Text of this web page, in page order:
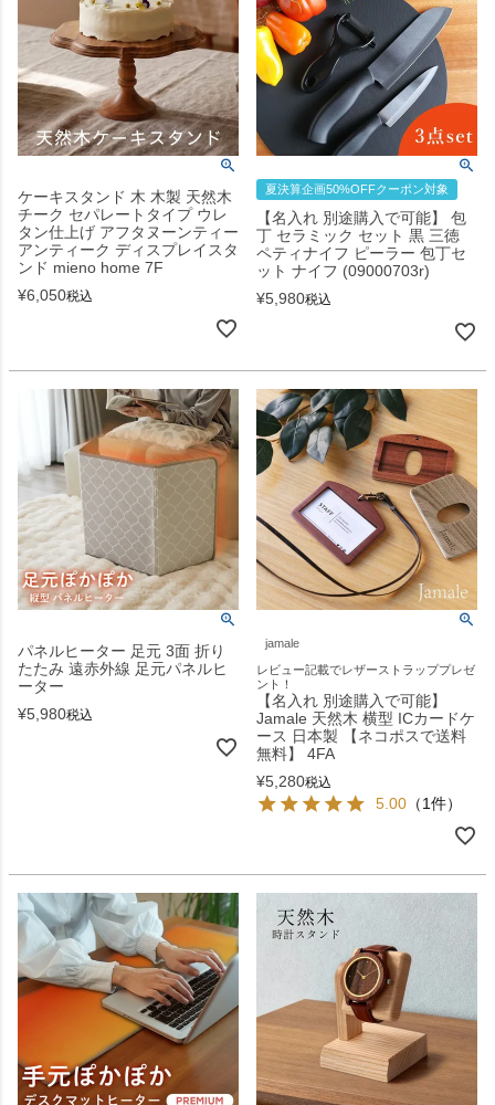
ケーキスタンド 木 木製 天然木
チーク セパレートタイプ ウレ
タン仕上げ アフタヌーンティー
アンティーク ディスプレイスタ
ンド mieno home 7F
¥6,050税込
夏決算企画50%OFFクーポン対象
【名入れ 別途購入で可能】 包
丁 セラミック セット 黒 三徳
ペティナイフ ピーラー 包丁セ
ット ナイフ (09000703r)
¥5,980税込
パネルヒーター 足元 3面 折り
たたみ 遠赤外線 足元パネルヒ
ーター
¥5,980税込
jamale
レビュー記載でレザーストラッププレゼ
ント！
【名入れ 別途購入で可能】
Jamale 天然木 横型 ICカードケ
ース 日本製 【ネコポスで送料
無料】 4FA
¥5,280税込
5.00 （1件）